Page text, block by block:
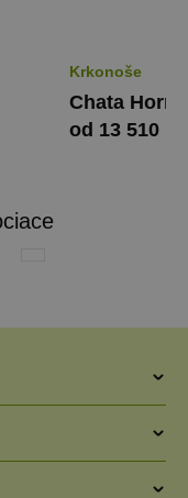
Krkonoše
Chata Horní
od 13 510